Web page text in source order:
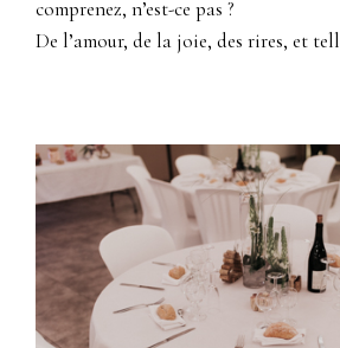
comprenez, n’est-ce pas ?
De l’amour, de la joie, des rires, et